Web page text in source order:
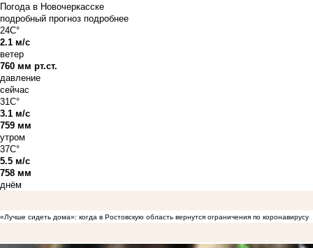
Погода в Новочеркасске
подробный прогноз подробнее
24C°
2.1 м/с
ветер
760 мм рт.ст.
давление
сейчас
31C°
3.1 м/с
759 мм
утром
37C°
5.5 м/с
758 мм
днём
«Лучше сидеть дома»: когда в Ростовскую область вернутся ограничения по коронавирусу